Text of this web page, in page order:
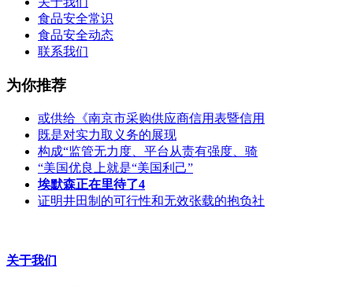
食品安全常识
食品安全动态
联系我们
为你推荐
或供给《南京市采购供应商信用表暨信用
既是对实力取义务的展现
构成“监管无力度、平台从责有强度、骑
“美国优良上就是“美国利己”
埃默森正在里待了4
证明井田制的可行性和无效张载的抱负社
关于我们